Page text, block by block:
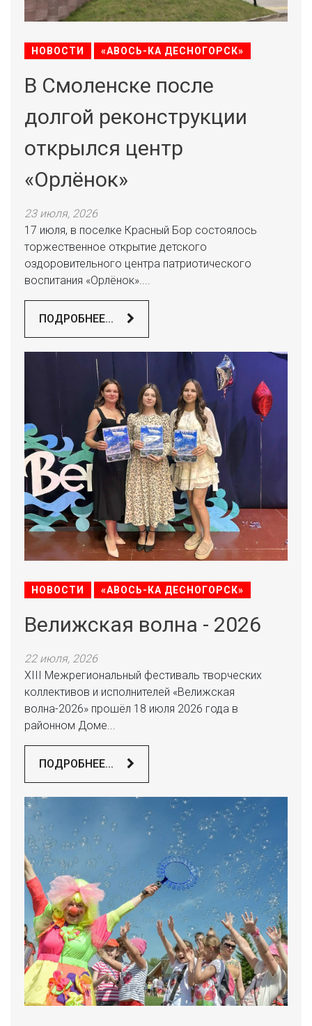
НОВОСТИ «АВОСЬ-КА ДЕСНОГОРСК»
В Смоленске после
долгой реконструкции
открылся центр
«Орлёнок»
23 июля, 2026
17 июля, в поселке Красный Бор состоялось
торжественное открытие детского
оздоровительного центра патриотического
воспитания «Орлёнок»....
ПОДРОБНЕЕ...
НОВОСТИ «АВОСЬ-КА ДЕСНОГОРСК»
Велижская волна - 2026
22 июля, 2026
XIII Межрегиональный фестиваль творческих
коллективов и исполнителей «Велижская
волна-2026» прошёл 18 июля 2026 года в
районном Доме...
ПОДРОБНЕЕ...